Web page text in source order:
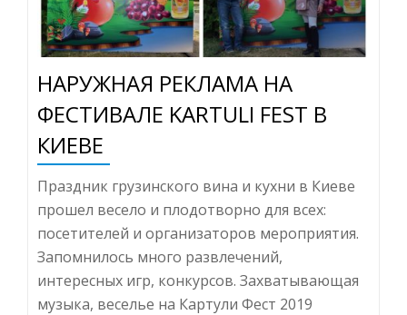
НАРУЖНАЯ РЕКЛАМА НА
ФЕСТИВАЛЕ KARTULI FEST В
КИЕВЕ
Праздник грузинского вина и кухни в Киеве
прошел весело и плодотворно для всех:
посетителей и организаторов мероприятия.
Запомнилось много развлечений,
интересных игр, конкурсов. Захватывающая
музыка, веселье на Картули Фест 2019